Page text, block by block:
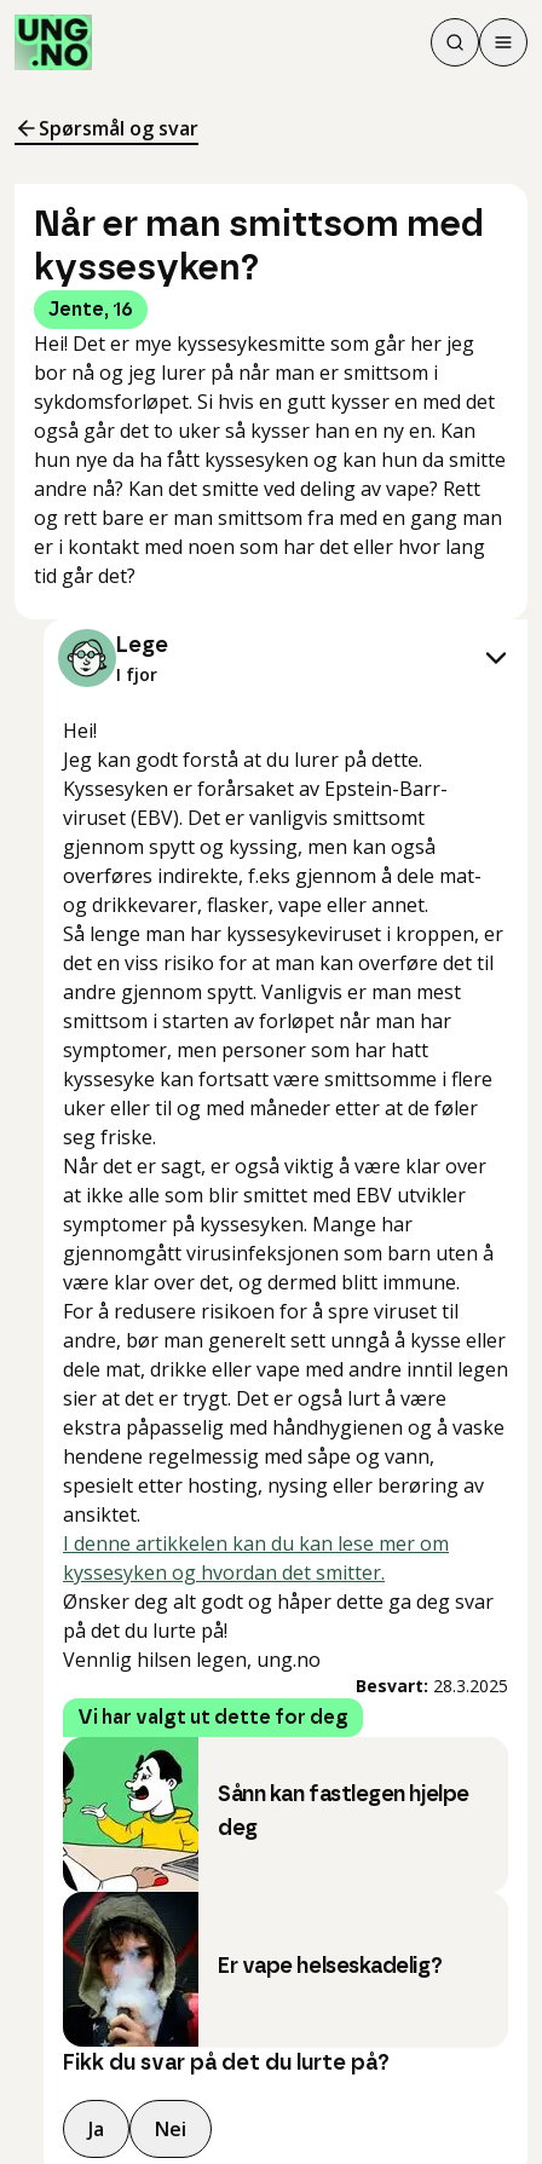
Søk
Søk
Meny
Spørsmål og svar
Når er man smittsom med
kyssesyken?
Jente, 16
Hei! Det er mye kyssesykesmitte som går her jeg
bor nå og jeg lurer på når man er smittsom i
sykdomsforløpet. Si hvis en gutt kysser en med det
også går det to uker så kysser han en ny en. Kan
hun nye da ha fått kyssesyken og kan hun da smitte
andre nå? Kan det smitte ved deling av vape? Rett
og rett bare er man smittsom fra med en gang man
er i kontakt med noen som har det eller hvor lang
tid går det?
Lege
I fjor
Hei!
Jeg kan godt forstå at du lurer på dette.
Kyssesyken er forårsaket av Epstein-Barr-
viruset (EBV). Det er vanligvis smittsomt
gjennom spytt og kyssing, men kan også
overføres indirekte, f.eks gjennom å dele mat-
og drikkevarer, flasker, vape eller annet.
Så lenge man har kyssesykeviruset i kroppen, er
det en viss risiko for at man kan overføre det til
andre gjennom spytt. Vanligvis er man mest
smittsom i starten av forløpet når man har
symptomer, men personer som har hatt
kyssesyke kan fortsatt være smittsomme i flere
uker eller til og med måneder etter at de føler
seg friske.
Når det er sagt, er også viktig å være klar over
at ikke alle som blir smittet med EBV utvikler
symptomer på kyssesyken. Mange har
gjennomgått virusinfeksjonen som barn uten å
være klar over det, og dermed blitt immune.
For å redusere risikoen for å spre viruset til
andre, bør man generelt sett unngå å kysse eller
dele mat, drikke eller vape med andre inntil legen
sier at det er trygt. Det er også lurt å være
ekstra påpasselig med håndhygienen og å vaske
hendene regelmessig med såpe og vann,
spesielt etter hosting, nysing eller berøring av
ansiktet.
I denne artikkelen kan du kan lese mer om
kyssesyken og hvordan det smitter.
Ønsker deg alt godt og håper dette ga deg svar
på det du lurte på!
Vennlig hilsen legen, ung.no
Besvart: 28.3.2025
Vi har valgt ut dette for deg
Sånn kan fastlegen hjelpe
deg
Er vape helseskadelig?
Fikk du svar på det du lurte på?
Ja Nei